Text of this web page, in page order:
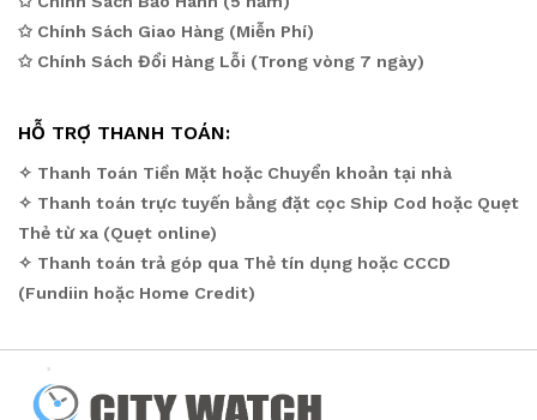
✩ Chính Sách Giao Hàng (Miễn Phí)
✩ Chính Sách Đổi Hàng Lỗi (Trong vòng 7 ngày)
HỖ TRỢ THANH TOÁN:
✧ Thanh Toán Tiền Mặt hoặc Chuyển khoản tại nhà
✧ Thanh toán trực tuyến bằng đặt cọc Ship Cod hoặc Quẹt
Thẻ từ xa (Quẹt online)
✧ Thanh toán trả góp qua Thẻ tín dụng hoặc CCCD
(Fundiin hoặc Home Credit)